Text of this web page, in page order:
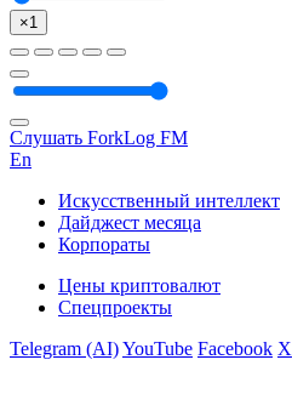
×1
Слушать ForkLog FM
En
Искусственный интеллект
Дайджест месяца
Корпораты
Цены криптовалют
Спецпроекты
Telegram (AI)YouTube Facebook X